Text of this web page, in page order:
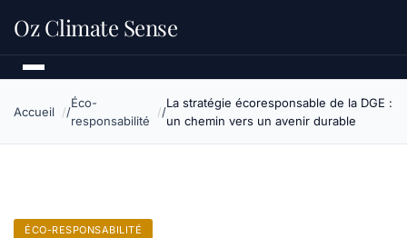
Oz Climate Sense
Accueil
Éco-
responsabilité
La stratégie écoresponsable de la DGE :
un chemin vers un avenir durable
ÉCO-RESPONSABILITÉ